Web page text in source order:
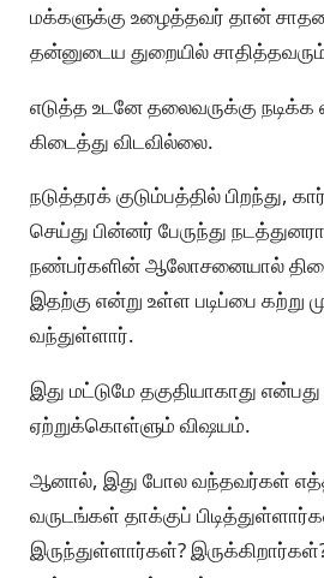
மக்களுக்கு உழைத்தவர் தான்
தன்னுடைய துறையில்
எடுத்த உடனே தலைவருக்கு நடிக்க
கிடைத்து விடவில்லை.
நடுத்தரக் குடும்பத்தில்
செய்து பின்னர் பேருந்து
நண்பர்களின் ஆலோசனையால்
இதற்கு என்று உள்ள படிப்பை கற்று
வந்துள்ளார்.
இது மட்டுமே தகுதியாகாது
ஏற்றுக்கொள்ளும் விஷயம்.
ஆனால், இது போல வந்தவர்கள்
வருடங்கள் தாக்குப்
இருந்துள்ளார்கள்?